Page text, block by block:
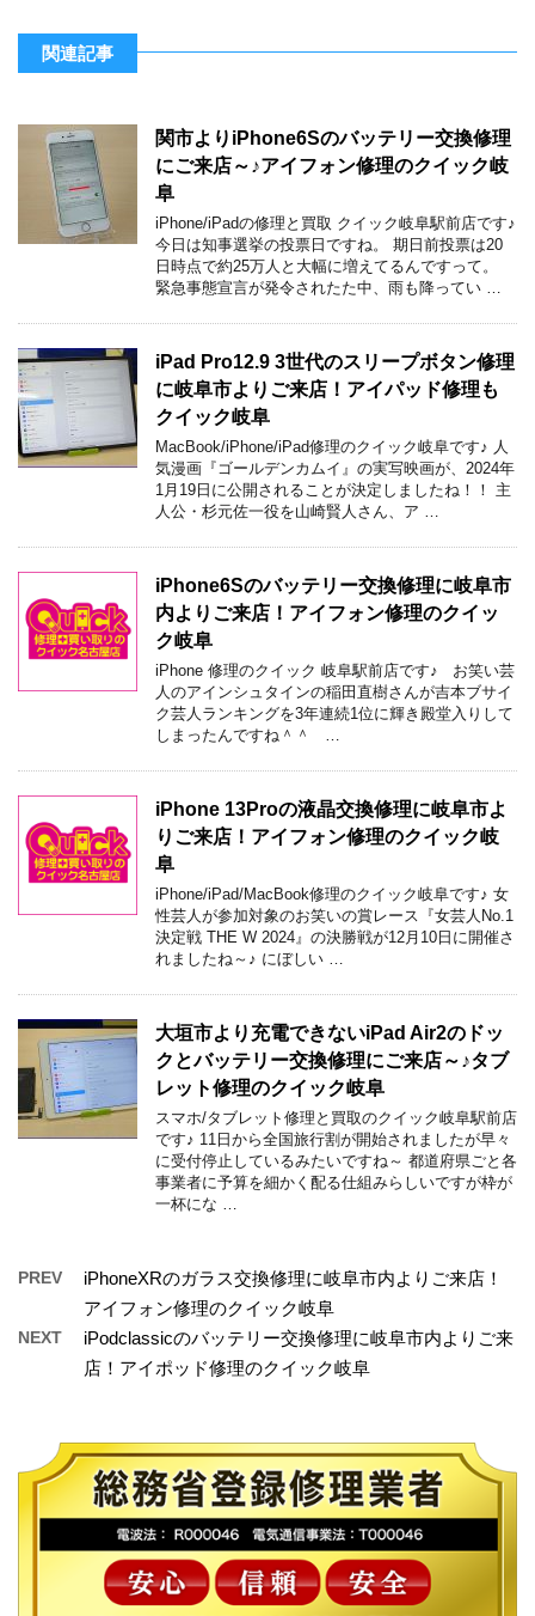
関連記事
関市よりiPhone6Sのバッテリー交換修理
にご来店～♪アイフォン修理のクイック岐
阜
iPhone/iPadの修理と買取 クイック岐阜駅前店です♪
今日は知事選挙の投票日ですね。 期日前投票は20
日時点で約25万人と大幅に増えてるんですって。
緊急事態宣言が発令されたた中、雨も降ってい …
iPad Pro12.9 3世代のスリープボタン修理
に岐阜市よりご来店！アイパッド修理も
クイック岐阜
MacBook/iPhone/iPad修理のクイック岐阜です♪ 人
気漫画『ゴールデンカムイ』の実写映画が、2024年
1月19日に公開されることが決定しましたね！！ 主
人公・杉元佐一役を山崎賢人さん、ア …
iPhone6Sのバッテリー交換修理に岐阜市
内よりご来店！アイフォン修理のクイッ
ク岐阜
iPhone 修理のクイック 岐阜駅前店です♪ お笑い芸
人のアインシュタインの稲田直樹さんが吉本ブサイ
ク芸人ランキングを3年連続1位に輝き殿堂入りして
しまったんですね＾＾ …
iPhone 13Proの液晶交換修理に岐阜市よ
りご来店！アイフォン修理のクイック岐
阜
iPhone/iPad/MacBook修理のクイック岐阜です♪ 女
性芸人が参加対象のお笑いの賞レース『女芸人No.1
決定戦 THE W 2024』の決勝戦が12月10日に開催さ
れましたね～♪ にぼしい …
大垣市より充電できないiPad Air2のドッ
クとバッテリー交換修理にご来店～♪タブ
レット修理のクイック岐阜
スマホ/タブレット修理と買取のクイック岐阜駅前店
です♪ 11日から全国旅行割が開始されましたが早々
に受付停止しているみたいですね～ 都道府県ごと各
事業者に予算を細かく配る仕組みらしいですが枠が
一杯にな …
PREV
iPhoneXRのガラス交換修理に岐阜市内よりご来店！
アイフォン修理のクイック岐阜
NEXT
iPodclassicのバッテリー交換修理に岐阜市内よりご来
店！アイポッド修理のクイック岐阜